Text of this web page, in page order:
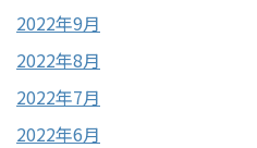
2022年9月
2022年8月
2022年7月
2022年6月